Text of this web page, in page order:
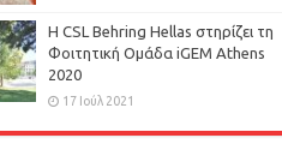
H CSL Behring Hellas στηρίζει τη
Φοιτητική Ομάδα iGEM Athens
2020
17 Ιούλ 2021